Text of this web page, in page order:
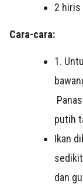
2 hiris
Cara-cara:
1.
putih
Ikan
dan